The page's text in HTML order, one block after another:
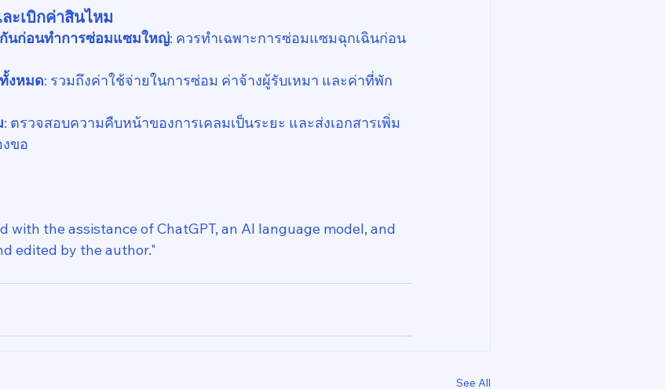
ะเบิกค่าสินไหม
นก่อนทำการซ่อมแซมใหญ่: ควรทำเฉพาะการซ่อมแซมฉุกเฉินก่อน
งหมด: รวมถึงค่าใช้จ่ายในการซ่อม ค่าจ้างผู้รับเหมา และค่าที่พัก
: ตรวจสอบความคืบหน้าของการเคลมเป็นระยะ และส่งเอกสารเพิ่ม
ขอ
with the assistance of ChatGPT, an AI language model, and
edited by the author."
See All